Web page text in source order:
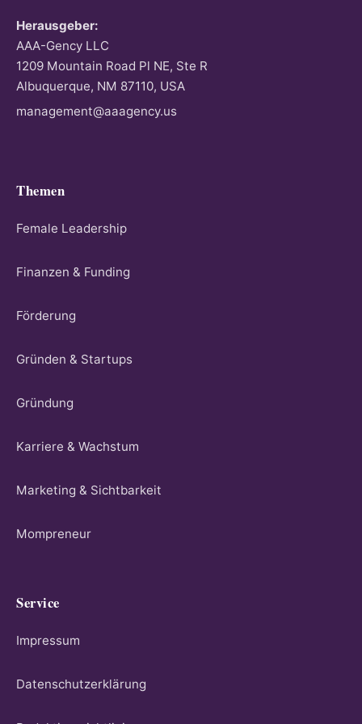
Herausgeber:
AAA-Gency LLC
1209 Mountain Road Pl NE, Ste R
Albuquerque, NM 87110, USA
management@aaagency.us
Themen
Female Leadership
Finanzen & Funding
Förderung
Gründen & Startups
Gründung
Karriere & Wachstum
Marketing & Sichtbarkeit
Mompreneur
Service
Impressum
Datenschutzerklärung